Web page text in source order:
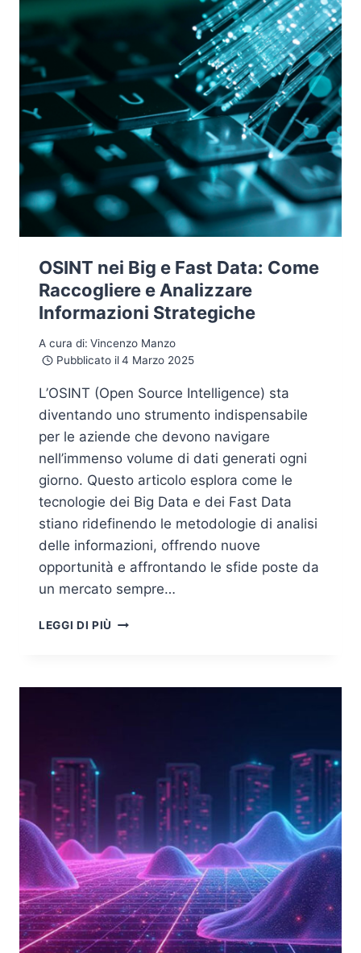
OSINT nei Big e Fast Data: Come
Raccogliere e Analizzare
Informazioni Strategiche
A cura di: Vincenzo Manzo
Pubblicato il 4 Marzo 2025
L’OSINT (Open Source Intelligence) sta
diventando uno strumento indispensabile
per le aziende che devono navigare
nell’immenso volume di dati generati ogni
giorno. Questo articolo esplora come le
tecnologie dei Big Data e dei Fast Data
stiano ridefinendo le metodologie di analisi
delle informazioni, offrendo nuove
opportunità e affrontando le sfide poste da
un mercato sempre…
LEGGI DI PIÙ OSINT
FAST
ANALIZZARE
INFORMAZIONI
STRATEGICHE